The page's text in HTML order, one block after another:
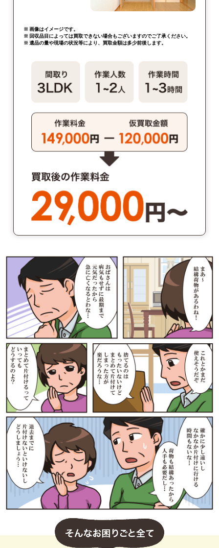
※ 画像はイメージです。
※ 回収品目によっては買取できない場合もございますのでご了承ください。
※ 遺品の量や現場の状況等により、買取金額は多少前後します。